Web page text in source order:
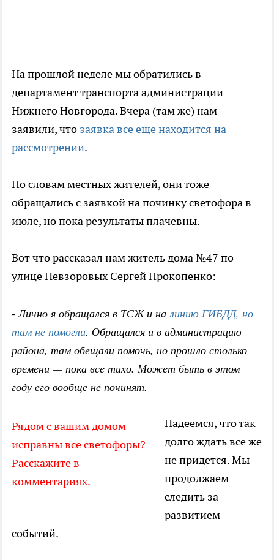
На прошлой неделе мы обратились в
департамент транспорта администрации
Нижнего Новгорода. Вчера (там же) нам
заявили, что заявка все еще находится на
рассмотрении.
По словам местных жителей, они тоже
обращались с заявкой на починку светофора в
июле, но пока результаты плачевны.
Вот что рассказал нам житель дома №47 по
улице Невзоровых Сергей Прокопенко:
- Лично я обращался в ТСЖ и налинию ГИБДД, но
там не помогли. Обращался и в администрацию
района, там обещали помочь, но прошло столько
времени — пока все тихо. Может быть в этом
году его вообще не починят.
Рядом с вашим домом
исправны все светофоры?
Расскажите в
комментариях.
Надеемся, что так
долго ждать все же
не придется. Мы
продолжаем
следить за
развитием
событий.